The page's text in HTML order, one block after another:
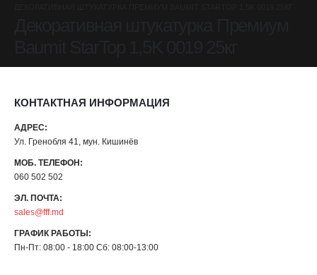
КОНТАКТНАЯ ИНФОРМАЦИЯ
АДРЕС:
Ул. Гренобля 41, мун. Кишинёв
МОБ. ТЕЛЕФОН:
060 502 502
ЭЛ. ПОЧТА:
sales@fff.md
ГРАФИК РАБОТЫ:
Пн-Пт: 08:00 - 18:00 Сб: 08:00-13:00